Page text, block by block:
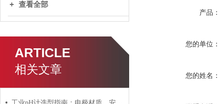
查看全部
ARTICLE
相关文章
产品：
您的单位：
您的姓名：